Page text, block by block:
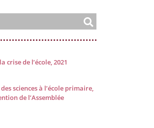
crise de l’école, 2021
sciences à l’école primaire,
de l’Assemblée